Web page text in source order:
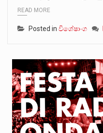
READ MORE
Posted in විශේෂාංග